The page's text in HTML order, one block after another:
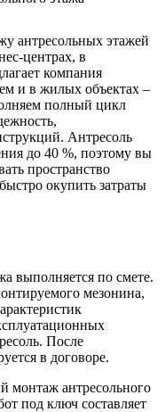
антресольных этажей
центрах, в
компания
и в жилых объектах –
полный цикл
Антресоль
до 40 %, поэтому вы
пространство
окупить затраты
выполняется по смете.
мезонина,
После
в договоре.
монтаж антресольного
под ключ составляет